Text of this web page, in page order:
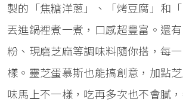
製的「焦糖洋蔥」、「烤豆腐」和
丟進鍋裡煮一煮，口感超豐富。還
粉、現磨芝麻等調味料隨你搭，每
樣。靈芝蛋慕斯也能搞創意，加點
味馬上不一樣，吃再多次也不會膩